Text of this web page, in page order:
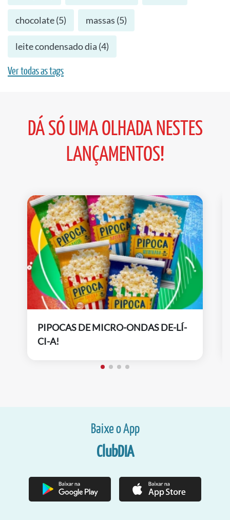
chocolate(5) massas (5)
leite condensado dia (4)
Ver todas as tags
DÁ SÓ UMA OLHADA NESTES
LANÇAMENTOS!
PIPOCAS DE MICRO-ONDAS DE-LÍ-
CI-A!
Baixe o App
ClubDIA